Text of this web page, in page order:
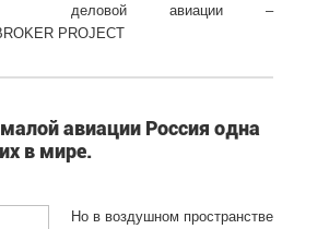
деловой авиации –
PROJECT
авиации Россия одна
в мире.
Но в воздушном пространстве